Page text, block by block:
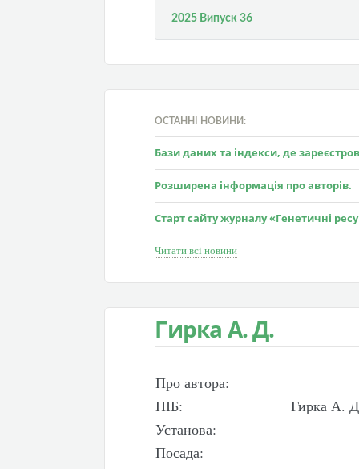
2025 Випуск 36
ОСТАННІ НОВИНИ:
Бази даних та індекси, де
Розширена інформація про авторів.
Старт сайту журналу «Генетичні
Читати всі новини
Гирка А. Д.
Про автора:
ПІБ:
Гирка А.
Установа:
Посада: